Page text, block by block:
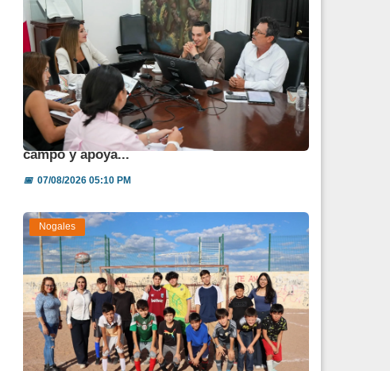
Destina Sonora 850 mdp para fortalecer al
campo y apoya...
📅07/08/2026 05:10 PM
Nogales